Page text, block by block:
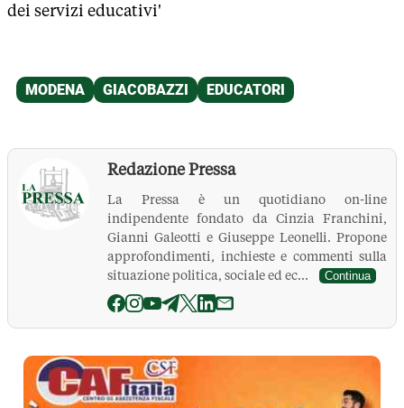
dei servizi educativi'
Redazione Pressa
La Pressa è un quotidiano on-line
indipendente fondato da Cinzia Franchini,
Gianni Galeotti e Giuseppe Leonelli. Propone
approfondimenti, inchieste e commenti sulla
situazione politica, sociale ed ec...
Continua
La Pressa